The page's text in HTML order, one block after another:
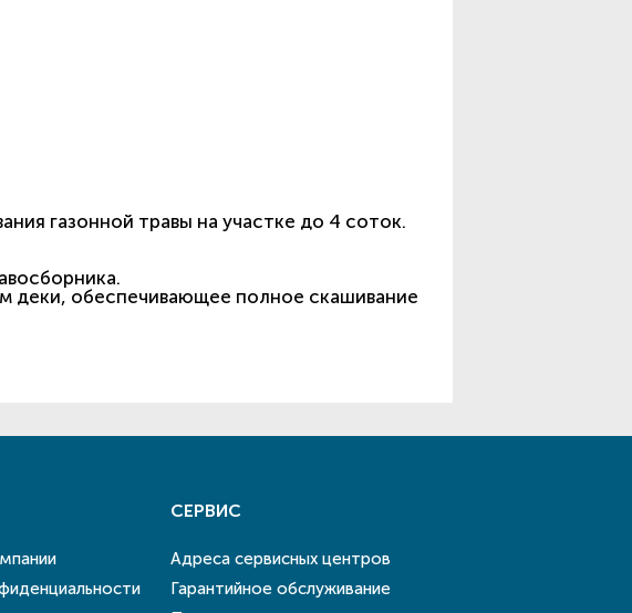
газонной травы на участке до 4 соток.
деки, обеспечивающее полное скашивание
СЕРВИС
Адреса сервисных центров
Гарантийное обслуживание